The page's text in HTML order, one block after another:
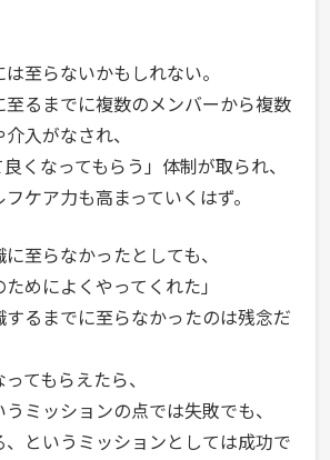
至らないかもしれない。
るまでに複数のメンバーから複数
入がなされ、
良くなってもらう」体制が取られ、
ケア力も高まっていくはず。
至らなかったとしても、
ためによくやってくれた」
するまでに至らなかったのは残念だ
てもらえたら、
ミッションの点では失敗でも、
というミッションとしては成功で